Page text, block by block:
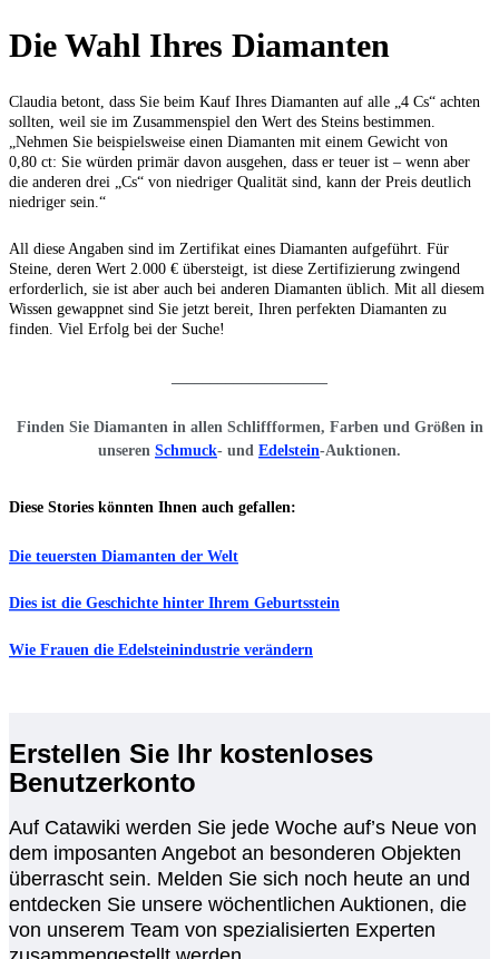
Die Wahl Ihres Diamanten
Claudia betont, dass Sie beim Kauf Ihres Diamanten auf alle „4 Cs“ achten
sollten, weil sie im Zusammenspiel den Wert des Steins bestimmen.
„Nehmen Sie beispielsweise einen Diamanten mit einem Gewicht von
0,80 ct: Sie würden primär davon ausgehen, dass er teuer ist – wenn aber
die anderen drei „Cs“ von niedriger Qualität sind, kann der Preis deutlich
niedriger sein.“
All diese Angaben sind im Zertifikat eines Diamanten aufgeführt. Für
Steine, deren Wert 2.000 € übersteigt, ist diese Zertifizierung zwingend
erforderlich, sie ist aber auch bei anderen Diamanten üblich. Mit all diesem
Wissen gewappnet sind Sie jetzt bereit, Ihren perfekten Diamanten zu
finden. Viel Erfolg bei der Suche!
Finden Sie Diamanten in allen Schliffformen, Farben und Größen in
unseren Schmuck- und Edelstein-Auktionen.
Diese Stories könnten Ihnen auch gefallen:
Die teuersten Diamanten der Welt
Dies ist die Geschichte hinter Ihrem Geburtsstein
Wie Frauen die Edelsteinindustrie verändern
Erstellen Sie Ihr kostenloses
Benutzerkonto
Auf Catawiki werden Sie jede Woche auf’s Neue von
dem imposanten Angebot an besonderen Objekten
überrascht sein. Melden Sie sich noch heute an und
entdecken Sie unsere wöchentlichen Auktionen, die
von unserem Team von spezialisierten Experten